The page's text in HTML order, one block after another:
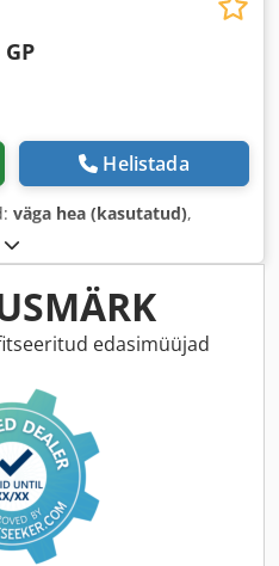
Helistada
väga hea (kasutatud),
edasimüüjad